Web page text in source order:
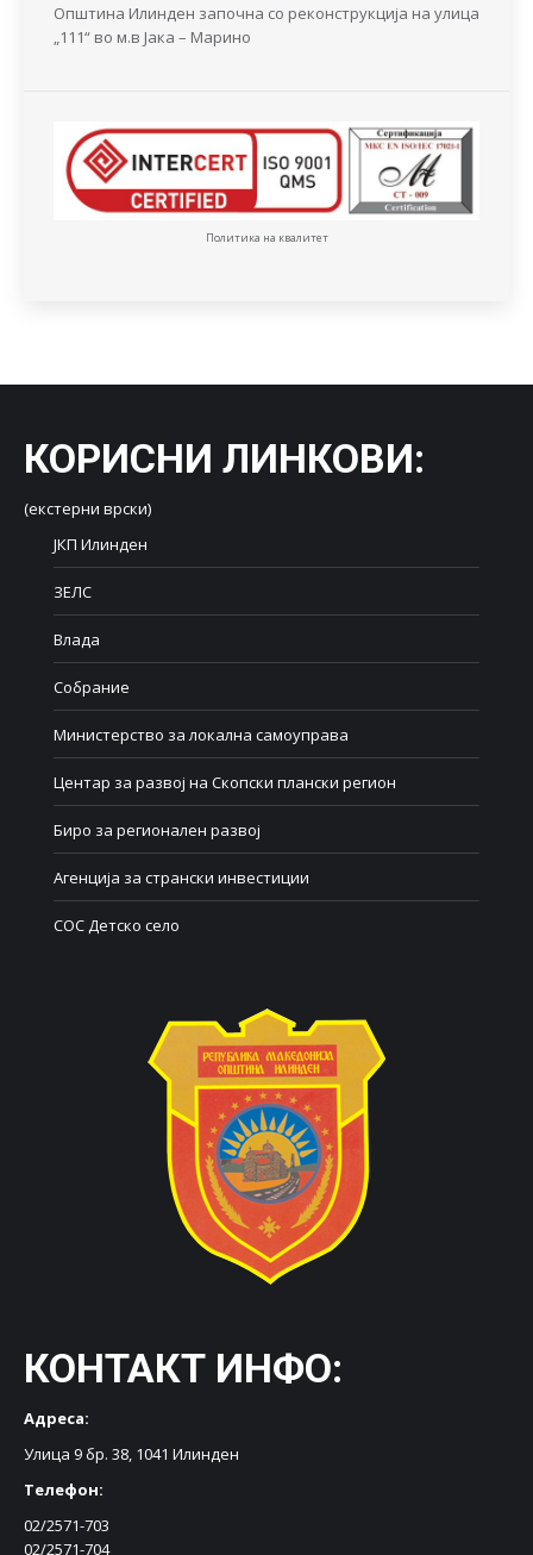
Општина Илинден започна со реконструкција на улица
„111“ во м.в Јака – Марино
Политика на квалитет
КОРИСНИ ЛИНКОВИ:
(екстерни врски)
ЈКП Илинден
ЗЕЛС
Влада
Собрание
Министерство за локална самоуправа
Центар за развој на Скопски плански регион
Биро за регионален развој
Агенција за странски инвестиции
СОС Детско село
КОНТАКТ ИНФО:
Адреса:
Улица 9 бр. 38, 1041 Илинден
Телефон:
02/2571-703
02/2571-704